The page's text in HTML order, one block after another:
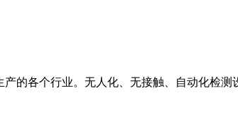
的各个行业。无人化、无接触、自动化检